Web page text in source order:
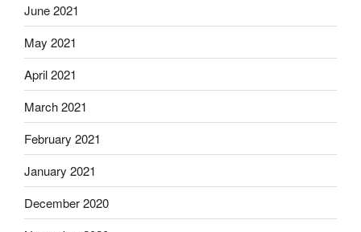
June 2021
May 2021
April 2021
March 2021
February 2021
January 2021
December 2020